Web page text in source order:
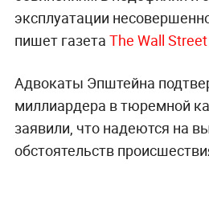
эксплуатации
пишет газета The Wall
Адвокаты Эпштейна
миллиардера в тюремной
заявили, что надеются на
обстоятельств